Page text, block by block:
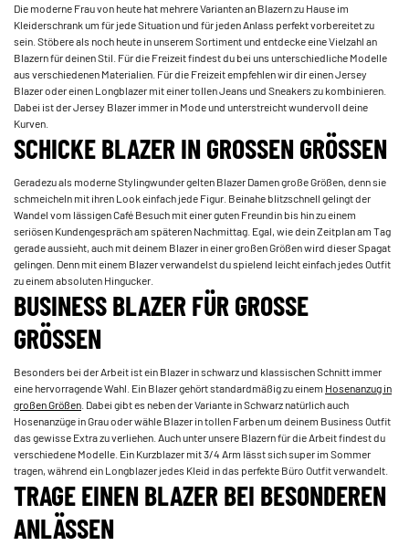
Die moderne Frau von heute hat mehrere Varianten an Blazern zu Hause im
Kleiderschrank um für jede Situation und für jeden Anlass perfekt vorbereitet zu
sein. Stöbere als noch heute in unserem Sortiment und entdecke eine Vielzahl an
Blazern für deinen Stil. Für die Freizeit findest du bei uns unterschiedliche Modelle
aus verschiedenen Materialien. Für die Freizeit empfehlen wir dir einen Jersey
Blazer oder einen Longblazer mit einer tollen Jeans und Sneakers zu kombinieren.
Dabei ist der Jersey Blazer immer in Mode und unterstreicht wundervoll deine
Kurven.
SCHICKE BLAZER IN GROSSEN GRÖSSEN
Geradezu als moderne Stylingwunder gelten Blazer Damen große Größen, denn sie
schmeicheln mit ihren Look einfach jede Figur. Beinahe blitzschnell gelingt der
Wandel vom lässigen Café Besuch mit einer guten Freundin bis hin zu einem
seriösen Kundengespräch am späteren Nachmittag. Egal, wie dein Zeitplan am Tag
gerade aussieht, auch mit deinem Blazer in einer großen Größen wird dieser Spagat
gelingen. Denn mit einem Blazer verwandelst du spielend leicht einfach jedes Outfit
zu einem absoluten Hingucker.
BUSINESS BLAZER FÜR GROSSE G
RÖSSEN
Besonders bei der Arbeit ist ein Blazer in schwarz und klassischen Schnitt immer
eine hervorragende Wahl. Ein Blazer gehört standardmäßig zu einem­ Hosenanzug­ in
großen Größen. Dabei gibt es neben der Variante in Schwarz natürlich auch
Hosenanzüge in Grau oder wähle Blazer in tollen Farben um deinem Business Outfit
das gewisse Extra zu verliehen. Auch unter unsere Blazern für die Arbeit findest du
verschiedene Modelle. Ein Kurzblazer mit 3/4 Arm lässt sich super im Sommer
tragen, während ein Longblazer jedes Kleid in das perfekte Büro Outfit verwandelt.
TRAGE EINEN BLAZER BEI BESONDEREN
ANLÄSSEN